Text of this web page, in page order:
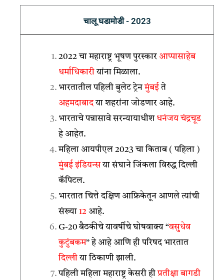
चालू घडामोडी - 2023
2022 चा महाराष्ट्र भूषण पुरस्कार आप्पासाहेब
धर्माधिकारीयांना मिळाला.
भारतातील पहिली बुलेट ट्रेनमुंबईते
अहमदाबादया शहरांना जोडणार आहे.
भारताचे पन्नासावे सरन्यायाधीश धनंजय चंद्रचूड
हे आहेत.
महिला आयपीएल 2023 चा किताब ( पहिला )
मुंबई इंडियन्सया संघाने जिंकला विरुद्ध दिल्ली
कॅपिटल.
भारतात चित्ते दक्षिण आफ्रिकेतून आणले त्यांची
संख्या 12 आहे.
G-20 बैठकीचे यावर्षीचे घोषवाक्य “वसुधेव
कुटुंबकम” हे आहे आणि ही परिषद भारतात
दिल्लीया ठिकाणी झाली.
पहिली महिला महाराष्ट्र केसरी हीप्रतीक्षा बागडी